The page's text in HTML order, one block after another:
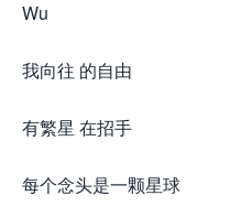
Wu
我向往 的自由
有繁星 在招手
每个念头是一颗星球